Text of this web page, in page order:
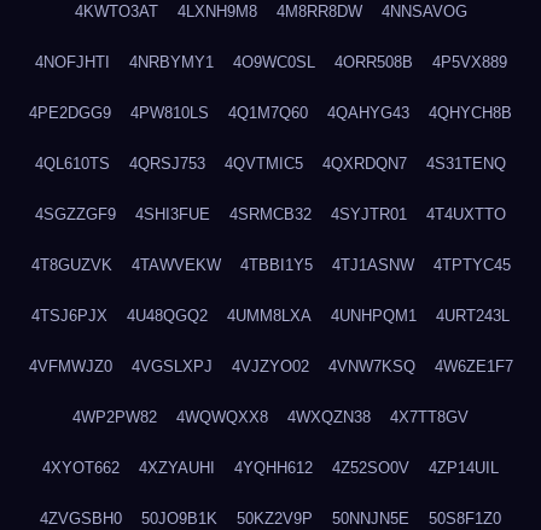
4KWTO3AT 4LXNH9M8 4M8RR8DW 4NNSAVOG
4NOFJHTI 4NRBYMY1 4O9WC0SL 4ORR508B 4P5VX889
4PE2DGG9 4PW810LS 4Q1M7Q60 4QAHYG43 4QHYCH8B
4QL610TS 4QRSJ753 4QVTMIC5 4QXRDQN7 4S31TENQ
4SGZZGF9 4SHI3FUE 4SRMCB32 4SYJTR01 4T4UXTTO
4T8GUZVK 4TAWVEKW 4TBBI1Y5 4TJ1ASNW 4TPTYC45
4TSJ6PJX 4U48QGQ2 4UMM8LXA 4UNHPQM1 4URT243L
4VFMWJZ0 4VGSLXPJ 4VJZYO02 4VNW7KSQ 4W6ZE1F7
4WP2PW82 4WQWQXX8 4WXQZN38 4X7TT8GV
4XYOT662 4XZYAUHI 4YQHH612 4Z52SO0V 4ZP14UIL
4ZVGSBH0 50JO9B1K 50KZ2V9P 50NNJN5E 50S8F1Z0